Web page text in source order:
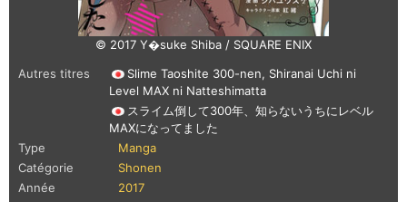
© 2017 Y�suke Shiba / SQUARE ENIX
Autres titres
Slime Taoshite 300-nen, Shiranai Uchi ni
Level MAX ni Natteshimatta
スライム倒して300年、知らないうちにレベル
MAXになってました
Type
Manga
Catégorie
Shonen
Année
2017